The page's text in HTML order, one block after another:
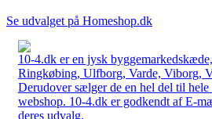
Se udvalget på Homeshop.dk
10-4.dk er en jysk
Ringkøbing, Ulfborg, Varde, Viborg,
Derudover sælger de en hel del til hele
webshop. 10-4.dk er godkendt af E-
deres udvalg.